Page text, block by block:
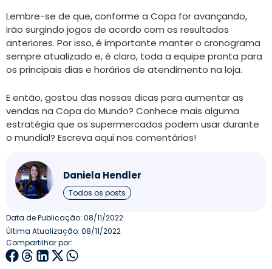
Lembre-se de que, conforme a Copa for avançando,
irão surgindo jogos de acordo com os resultados
anteriores. Por isso, é importante manter o cronograma
sempre atualizado e, é claro, toda a equipe pronta para
os principais dias e horários de atendimento na loja.
E então, gostou das nossas dicas para aumentar as
vendas na Copa do Mundo? Conhece mais alguma
estratégia que os supermercados podem usar durante
o mundial? Escreva aqui nos comentários!
Daniela Hendler
Todos os posts
Data de Publicação: 08/11/2022
Última Atualização: 08/11/2022
Compartilhar por: